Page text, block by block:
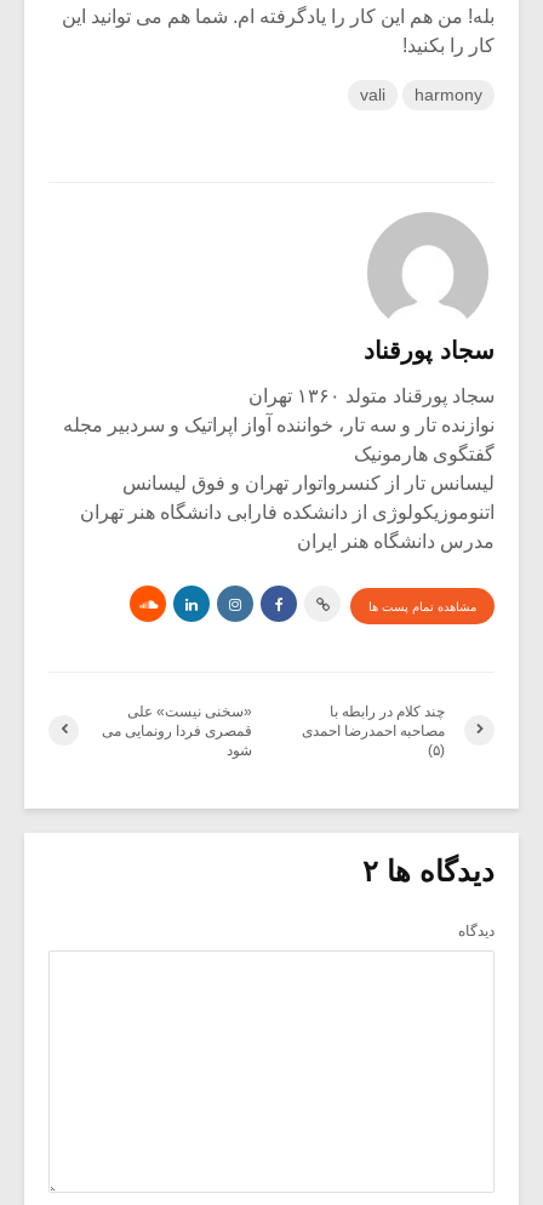
بله! من هم این کار را یادگرفته ام. شما هم می توانید این
کار را بکنید!
harmony
vali
سجاد پورقناد
سجاد پورقناد متولد ۱۳۶۰ تهران
نوازنده تار و سه تار، خواننده آواز اپراتیک و سردبیر مجله
گفتگوی هارمونیک
لیسانس تار از کنسرواتوار تهران و فوق لیسانس
اتنوموزیکولوژی از دانشکده فارابی دانشگاه هنر تهران
مدرس دانشگاه هنر ایران
مشاهده تمام پست ها
«سخنی نیست» علی
قمصری فردا رونمایی می
شود
چند کلام در رابطه با
مصاحبه احمدرضا احمدی
(۵)
دیدگاه ها ۲
دیدگاه